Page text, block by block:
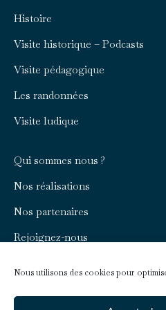
Nous utilisons des cookies pour
opens
in
window
opens
in
window
Histoire
Visite historique – Podcasts
Visite pédagogique
Les randonnées
Visite ludique
Qui sommes nous ?
Nos réalisations
Nos partenaires
Rejoignez-nous